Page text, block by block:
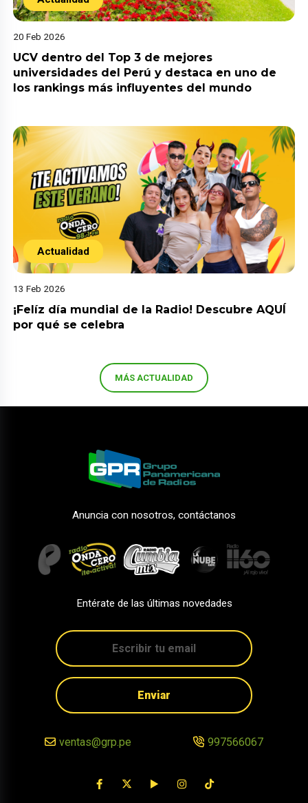
20 Feb 2026
UCV dentro del Top 3 de mejores
universidades del Perú y destaca en uno de
los rankings más influyentes del mundo
Actualidad
13 Feb 2026
¡Felíz día mundial de la Radio! Descubre AQUÍ
por qué se celebra
MÁS ACTUALIDAD
Anuncia con nosotros, contáctanos
Entérate de las últimas novedades
Enviar
ventas@grp.pe 997566067